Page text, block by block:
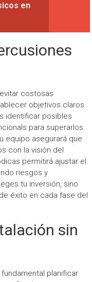
en
costosas
objetivos claros
identificar posibles
para superarlos.
equipo asegurará que
con la visión del
permitirá ajustar el
riesgos y
tu inversión, sino
éxito en cada fase del
sin
planificar